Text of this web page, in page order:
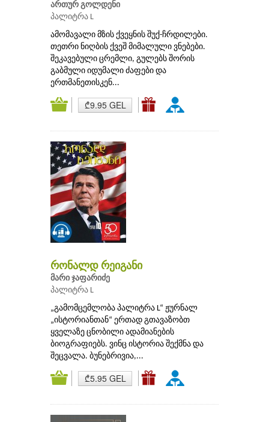
ართურ გოლდენი
პალიტრა L
ამომავალი მზის ქვეყნის შუქ-ჩრდილები.
თეთრი ნიღბის ქვეშ მიმალული ვნებები.
შეკავებული ცრემლი, გულებს შორის
გაბმული იდუმალი ძაფები და
ერთმანეთისკენ...
₾9.95 GEL
რონალდ რეიგანი
მარი ჯაფარიძე
პალიტრა L
„გამომცემლობა პალიტრა L“ ჟურნალ
„ისტორიანთან“ ერთად გთავაზობთ
ყველაზე ცნობილი ადამიანების
ბიოგრაფიებს. ვინც ისტორია შექმნა და
შეცვალა. ბუნებრივია,...
₾5.95 GEL